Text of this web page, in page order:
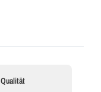
Qualität